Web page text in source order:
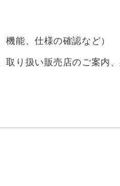
機能、仕様の確認など）
取り扱い販売店のご案内